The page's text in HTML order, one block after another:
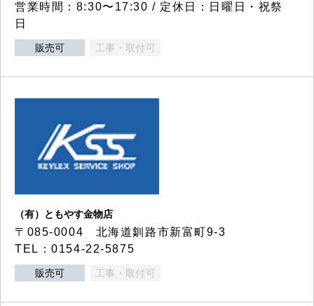
営業時間：8:30〜17:30 / 定休日：日曜日・祝祭
日
販売可 工事・取付可
（有）ともやす金物店
〒085-0004 北海道釧路市新富町9-3
TEL：0154-22-5875
販売可 工事・取付可